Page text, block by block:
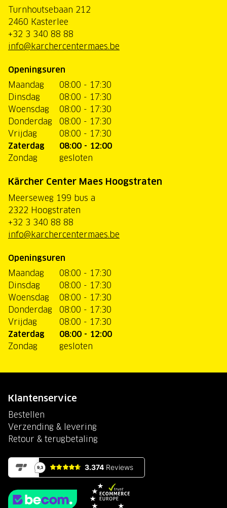
Turnhoutsebaan 212
2460 Kasterlee
+32 3 340 88 88
info@karchercentermaes.be
Openingsuren
Maandag
08:00 - 17:30
Dinsdag
08:00 - 17:30
Woensdag
08:00 - 17:30
Donderdag
08:00 - 17:30
Vrijdag
08:00 - 17:30
Zaterdag
08:00 - 12:00
Zondag
gesloten
Kärcher Center Maes Hoogstraten
Meerseweg 199 bus a
2322 Hoogstraten
+32 3 340 88 88
info@karchercentermaes.be
Openingsuren
Maandag
08:00 - 17:30
Dinsdag
08:00 - 17:30
Woensdag
08:00 - 17:30
Donderdag
08:00 - 17:30
Vrijdag
08:00 - 17:30
Zaterdag
08:00 - 12:00
Zondag
gesloten
Klantenservice
Bestellen
Verzending & levering
Retour & terugbetaling